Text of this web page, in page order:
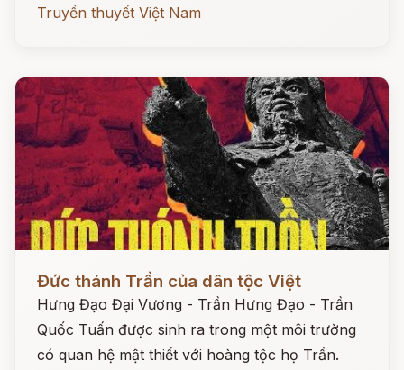
Truyền thuyết Việt Nam
Đức thánh Trần của dân tộc Việt
Hưng Đạo Đại Vương - Trần Hưng Đạo - Trần
Quốc Tuấn được sinh ra trong một môi trường
có quan hệ mật thiết với hoàng tộc họ Trần.